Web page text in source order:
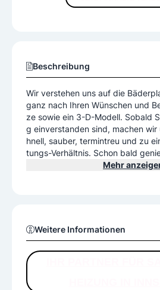
Beschreibung
Wir verstehen uns auf die
ganz nach Ihren Wünschen und
ze sowie ein 3-D-Modell. Sobald
g einverstanden sind, machen wir
hnell, sauber, termintreu und zu
tungs-Verhältnis. Schon bald
h-Wohlfühloase Bad. Wohlfühlen
hr renommierte Partnerbetriebe,
und Nieren geprüft wurden und
eisten.
In einem Bad sollten Design und
n und Kataloge, wie sich
Mehr
Weitere Informationen